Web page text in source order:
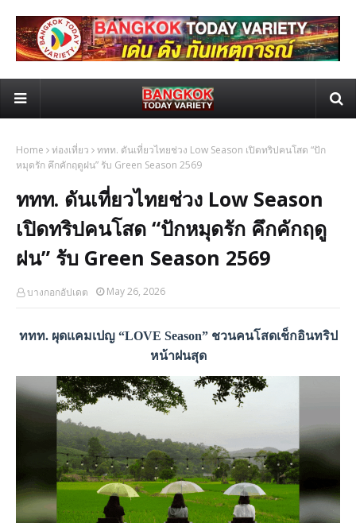
Home ท่องเที่ยว
ททท. ดันเที่ยวไทยช่วง Low Season เปิดทริปคนโสด “ปัก
หมุดรัก คึกคักฤดูฝน” รับ Green Season 2569
ททท. ดันเที่ยวไทยช่วง Low Season
เปิดทริปคนโสด “ปักหมุดรัก คึกคักฤดู
ฝน” รับ Green Season 2569
บางกอกอัปเดต May 26, 2026
ททท. ผุดแคมเปญ “LOVE Season” ชวนคนโสดเช็กอินทริป
หน้าฝนสุด